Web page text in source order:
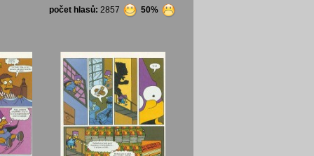
počet hlasů: 2857 50%